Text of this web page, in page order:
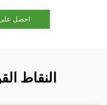
احصل
النقاط